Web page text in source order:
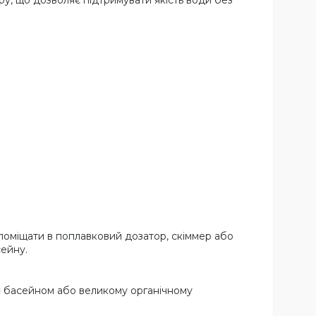
в поплавковий дозатор, скіммер або
або великому органічному